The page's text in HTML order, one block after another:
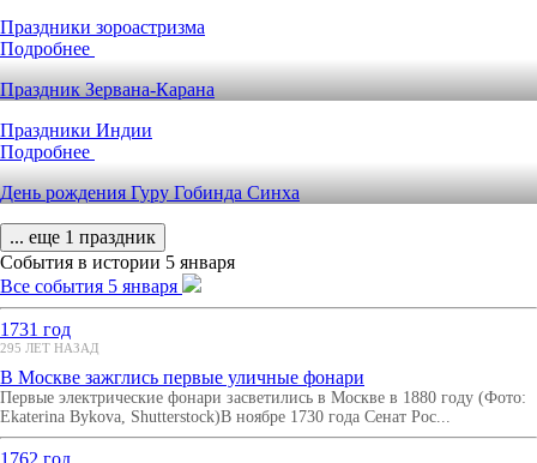
Праздники зороастризма
Подробнее
Праздник Зервана-Карана
Праздники Индии
Подробнее
День рождения Гуру Гобинда Синха
... еще 1 праздник
События в истории 5 января
Все события 5 января
1731 год
295 ЛЕТ НАЗАД
В Москве зажглись первые уличные фонари
Первые электрические фонари засветились в Москве в 1880 году (Фото:
Ekaterina Bykova, Shutterstock)В ноябре 1730 года Сенат Рос...
1762 год